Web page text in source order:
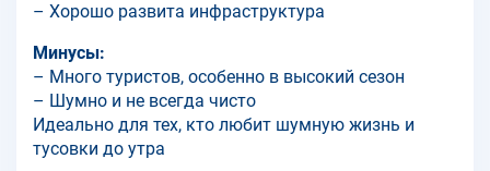
– Хорошо развита инфраструктура
Минусы:
– Много туристов, особенно в высокий сезон
– Шумно и не всегда чисто
Идеально для тех, кто любит шумную жизнь и
тусовки до утра